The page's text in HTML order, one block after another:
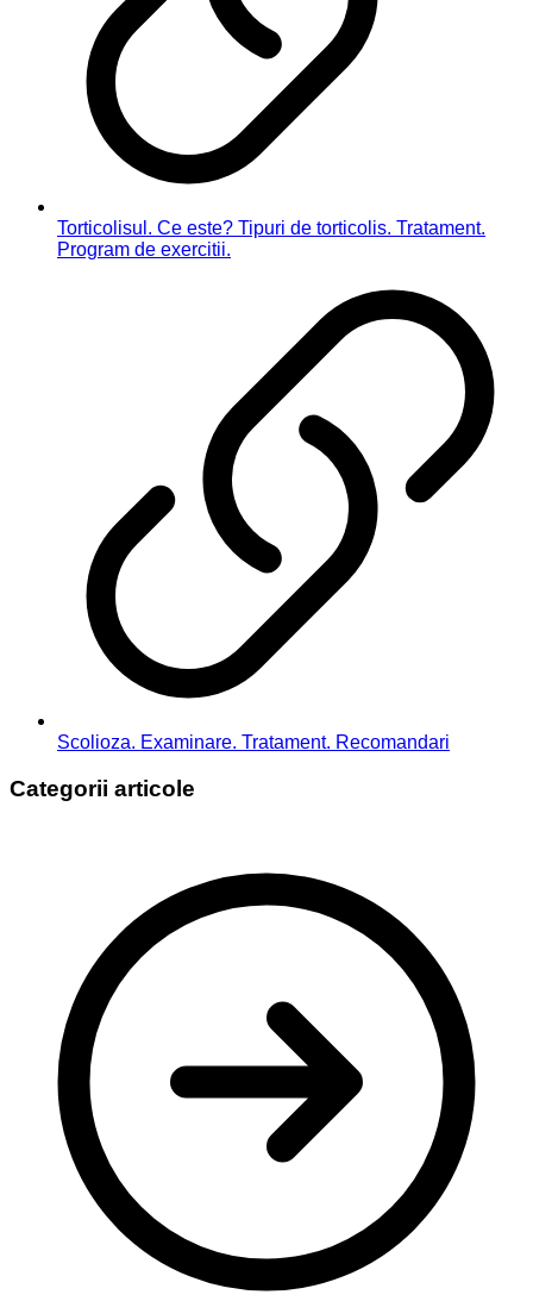
Torticolisul. Ce este? Tipuri de torticolis. Tratament.
Program de exercitii.
Scolioza. Examinare. Tratament. Recomandari
Categorii articole